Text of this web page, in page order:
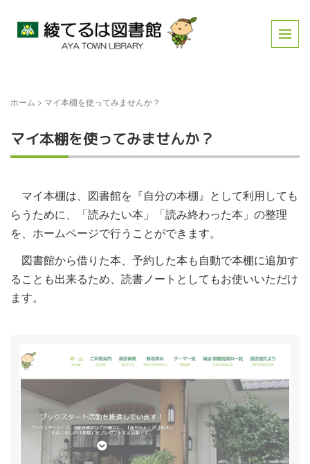
ホーム > マイ本棚を使ってみませんか？
マイ本棚を使ってみませんか？
マイ本棚は、図書館を『自分の本棚』として利用しても
らうために、「読みたい本」「読み終わった本」の整理
を、ホームページで行うことができます。
図書館から借りた本、予約した本も自動で本棚に追加す
ることも出来るため、読書ノートとしてもお使いいただけ
ます。